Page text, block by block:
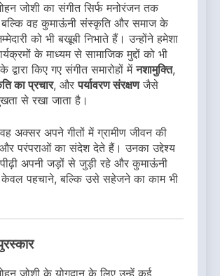
जोशी का संगीत सिर्फ मनोरंजन तक
बल्कि वह कुमाऊंनी संस्कृति और समाज के
को भी बखूबी निभाते हैं। उन्होंने हमेशा
के माध्यम से सामाजिक मुद्दों को भी
द्वारा किए गए संगीत समारोहों मेंनशामुक्ति,
का प्रचार, औरपर्यावरण संरक्षणजैसे
से रखा जाता है।
अक्सर अपने गीतों में ग्रामीण जीवन की
और परंपराओं का संदेश देते हैं। उनका उद्देश्य
अपनी जड़ों से जुड़ी रहे और कुमाऊंनी
पहचाने, बल्कि उसे सहेजने का काम भी